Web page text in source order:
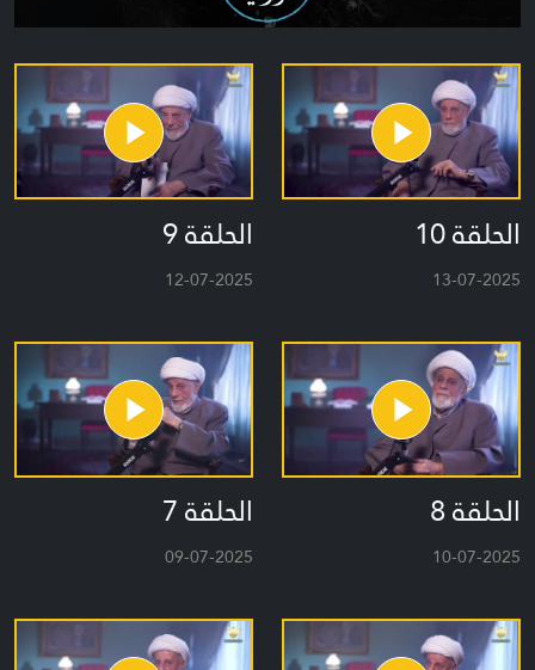
الحلقة 10
13-07-2025
الحلقة 9
12-07-2025
الحلقة 8
10-07-2025
الحلقة 7
09-07-2025